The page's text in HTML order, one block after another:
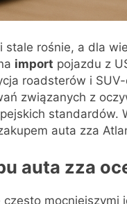
stale rośnie, a dla
import pojazdu z
roadsterów i
związanych z
standardów.
auta zza
auta zza
mocniejszymi